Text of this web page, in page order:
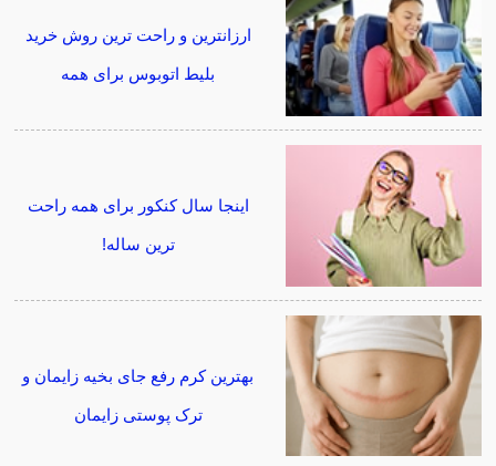
ارزانترین و راحت ترین روش خرید
بلیط اتوبوس برای همه
اینجا سال کنکور برای همه راحت
ترین ساله!
بهترین کرم رفع جای بخیه زایمان و
ترک پوستی زایمان